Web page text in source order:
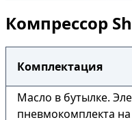
Компрессор
Комплектация
Масло в бутылке.
пневмокомплекта